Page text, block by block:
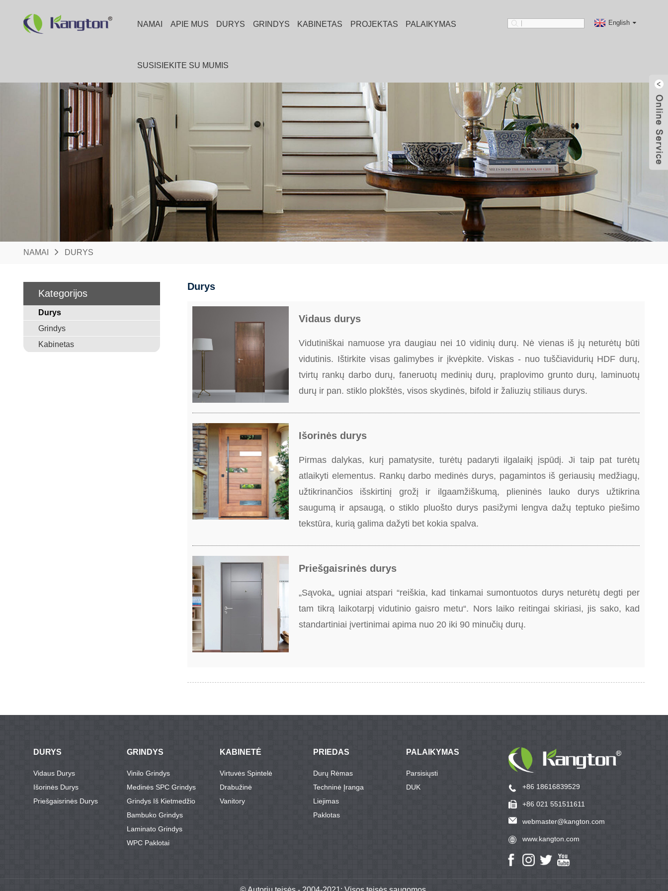
NAMAI APIE MUS DURYS GRINDYS KABINETAS PROJEKTAS PALAIKYMAS
SUSISIEKITE SU MUMIS
English
NAMAI DURYS
Kategorijos
Durys
Grindys
Kabinetas
Durys
Vidaus durys
Vidutiniškai namuose yra daugiau nei 10 vidinių durų. Nė vienas iš jų neturėtų būti
vidutinis. Ištirkite visas galimybes ir įkvėpkite. Viskas - nuo tuščiavidurių HDF durų,
tvirtų rankų darbo durų, faneruotų medinių durų, praplovimo grunto durų, laminuotų
durų ir pan. stiklo plokštės, visos skydinės, bifold ir žaliuzių stiliaus durys.
Išorinės durys
Pirmas dalykas, kurį pamatysite, turėtų padaryti ilgalaikį įspūdį. Ji taip pat turėtų
atlaikyti elementus. Rankų darbo medinės durys, pagamintos iš geriausių medžiagų,
užtikrinančios išskirtinį grožį ir ilgaamžiškumą, plieninės lauko durys užtikrina
saugumą ir apsaugą, o stiklo pluošto durys pasižymi lengva dažų teptuko piešimo
tekstūra, kurią galima dažyti bet kokia spalva.
Priešgaisrinės durys
„Sąvoka„ ugniai atspari “reiškia, kad tinkamai sumontuotos durys neturėtų degti per
tam tikrą laikotarpį vidutinio gaisro metu“. Nors laiko reitingai skiriasi, jis sako, kad
standartiniai įvertinimai apima nuo 20 iki 90 minučių durų.
DURYS
Vidaus Durys
Išorinės Durys
Priešgaisrinės Durys
GRINDYS
Vinilo Grindys
Medinės SPC Grindys
Grindys Iš Kietmedžio
Bambuko Grindys
Laminato Grindys
WPC Paklotai
KABINETĖ
Virtuvės Spintelė
Drabužinė
Vanitory
PRIEDAS
Durų Rėmas
Techninė Įranga
Liejimas
Paklotas
PALAIKYMAS
Parsisiųsti
DUK
+86 18616839529
+86 021 551511611
webmaster@kangton.com
www.kangton.com